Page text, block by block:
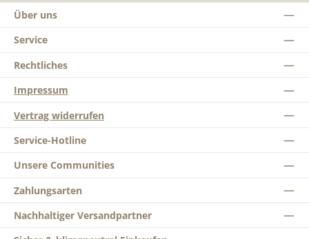
Über uns
Service
Rechtliches
Impressum
Vertrag widerrufen
Service-Hotline
Unsere Communities
Zahlungsarten
Nachhaltiger Versandpartner